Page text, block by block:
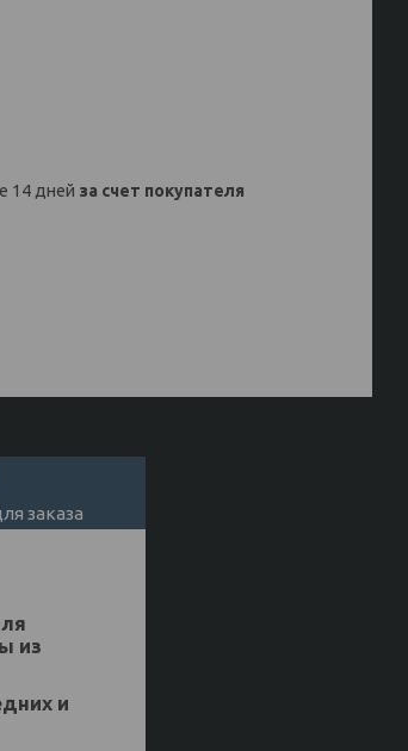
14 дней за счет покупателя
заказа
из
и